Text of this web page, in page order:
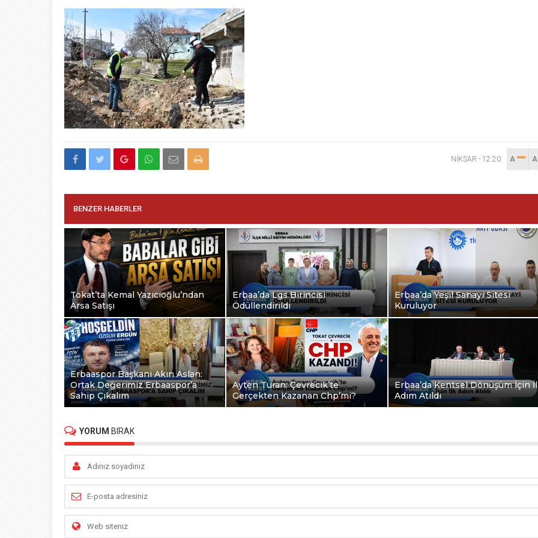
NİKSAR - 12:20 A
BENZER HABERLER
Tokat’ta Kemal Yazıcıoğlu’ndan
Arsa Satışı
Erbaa’da Lgs Birincisi
Ödüllendirildi
Erbaa’da Yeşil Sanayi Sitesi
Kuruluyor
Erbaaspor Başkanı Akın Aslan:
Ortak Değerimiz Erbaaspor’a
Sahip Çıkalım
Ayten Turan: Çevrecik’te
Gerçekten Kazanan Chp’mi?
Erbaa’da Kentsel Dönüşüm İçin
Adım Atıldı
YORUM BIRAK